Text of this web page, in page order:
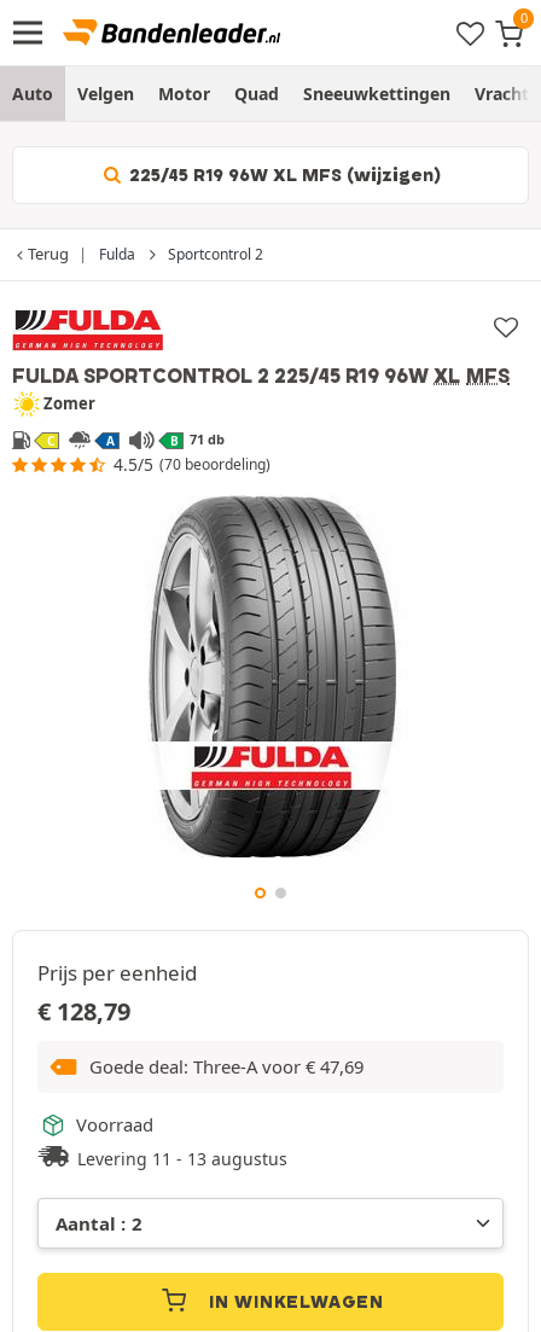
Auto Velgen Motor Quad Sneeuwkettingen
225/45 R19 96W XL MFS (wijzigen)
Terug Fulda Sportcontrol 2
FULDA SPORTCONTROL 2 225/45 R19 96W XL MFS
Zomer
C A B 71 db
4.5/5 (70 beoordeling)
Prijs per eenheid
€ 128,79
Goede deal: Three-A voor € 47,69
Voorraad
Levering 11 - 13 augustus
IN WINKELWAGEN